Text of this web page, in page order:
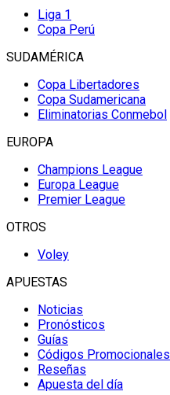
Liga 1
Copa Perú
SUDAMÉRICA
Copa Libertadores
Copa Sudamericana
Eliminatorias Conmebol
EUROPA
Champions League
Europa League
Premier League
OTROS
Voley
APUESTAS
Noticias
Pronósticos
Guías
Códigos Promocionales
Reseñas
Apuesta del día